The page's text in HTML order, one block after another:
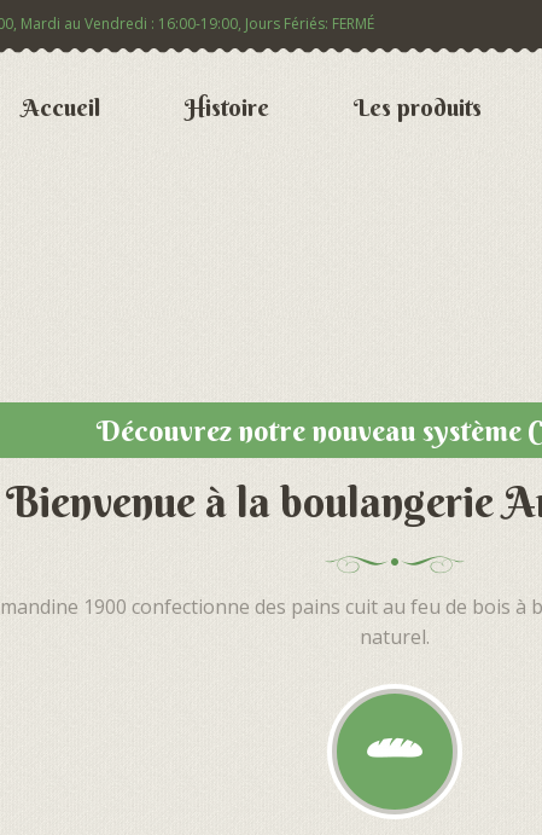
Mardi au Vendredi : 16:00-19:00, Jours Fériés: FERMÉ
Accueil Histoire Les produits
Découvrez notre nouveau système
Bienvenue à la boulangerie
1900 confectionne des pains cuit au feu de bois
naturel.